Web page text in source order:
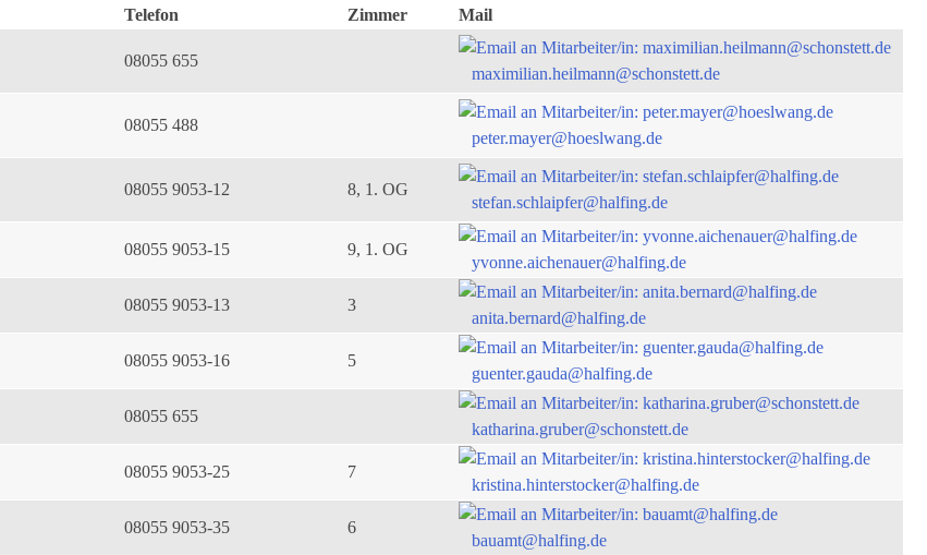
Telefon Zimmer
Mail
08055 655
maximilian.heilmann@schonstett.de
08055 488
peter.mayer@hoeslwang.de
08055 9053-12 8, 1. OG
stefan.schlaipfer@halfing.de
08055 9053-15 9, 1. OG
yvonne.aichenauer@halfing.de
08055 9053-13 3
anita.bernard@halfing.de
08055 9053-16 5
guenter.gauda@halfing.de
08055 655
katharina.gruber@schonstett.de
08055 9053-25 7
kristina.hinterstocker@halfing.de
08055 9053-35 6
bauamt@halfing.de